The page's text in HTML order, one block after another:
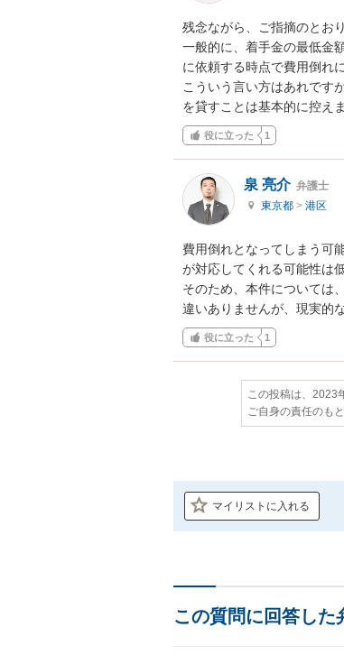
残念ながら、ご指摘のとお
一般的に、着手金の最低金
に依頼する時点で費用倒れ
こういう言い方はあれです
を貸すことは基本的に控え
役に立った 1
泉 亮介 弁護士
東京都 > 港区
費用倒れとなってしまう可
が対応してくれる可能性は
そのため、本件については
違いありませんが、現実的
役に立った 1
この投稿は、2023
ご自身の責任のも
マイリストに入れる
この質問に回答した